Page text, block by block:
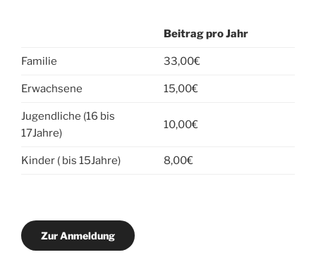
Beitragpro Jahr
Familie 33,00€
Erwachsene 15,00€
Jugendliche (16 bis
17Jahre)
10,00€
Kinder ( bis 15Jahre) 8,00€
Zur Anmeldung